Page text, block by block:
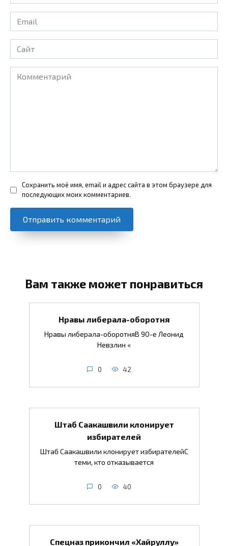
*
Email
*
Сайт
Комментарий
Сохранить моё имя, email и адрес сайта в этом браузере для
последующих моих комментариев.
Вам также может понравиться
Нравы либерала-оборотня
Нравы либерала-оборотняВ 90-е Леонид
Невзлин «
0 42
Штаб Саакашвили клонирует
избирателей
Штаб Саакашвили клонирует избирателейС
теми, кто отказывается
0 40
Спецназ прикончил «Хайруллу»